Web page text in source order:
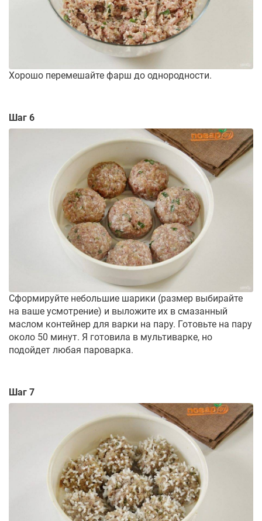
Хорошо перемешайте фарш до однородности.
Шаг 6
Сформируйте небольшие шарики (размер выбирайте
на ваше усмотрение) и выложите их в смазанный
маслом контейнер для варки на пару. Готовьте на пару
около 50 минут. Я готовила в мультиварке, но
подойдет любая пароварка.
Шаг 7